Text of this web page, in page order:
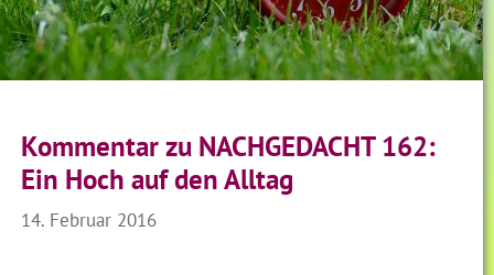
Kommentar zu NACHGEDACHT 162:
Ein Hoch auf den Alltag
14. Februar 2016